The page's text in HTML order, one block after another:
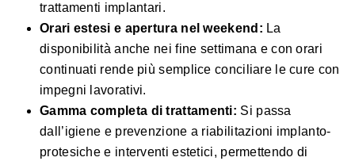
trattamenti implantari.
Orari estesi e apertura nel weekend: La
disponibilità anche nei fine settimana e con orari
continuati rende più semplice conciliare le cure con
impegni lavorativi.
Gamma completa di trattamenti: Si passa
dall’igiene e prevenzione a riabilitazioni implanto-
protesiche e interventi estetici, permettendo di